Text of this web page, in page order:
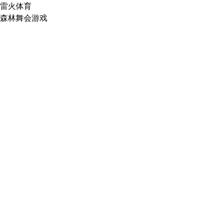
雷火体育
森林舞会游戏